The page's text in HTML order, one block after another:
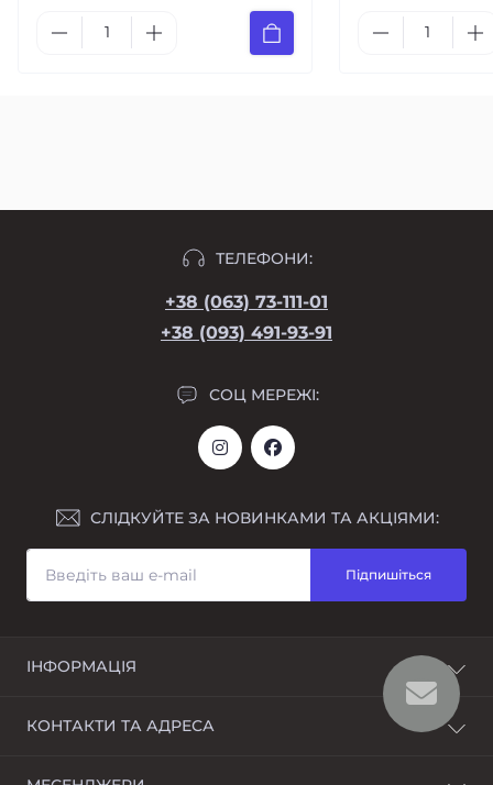
ТЕЛЕФОНИ:
+38 (063) 73-111-01
+38 (093) 491-93-91
СОЦ МЕРЕЖІ:
СЛІДКУЙТЕ ЗА НОВИНКАМИ ТА АКЦІЯМИ:
Підпишіться
ІНФОРМАЦІЯ
Про магазин
КОНТАКТИ ТА АДРЕСА